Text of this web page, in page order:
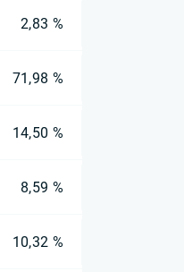
2,83 %
71,98 %
14,50 %
8,59 %
10,32 %